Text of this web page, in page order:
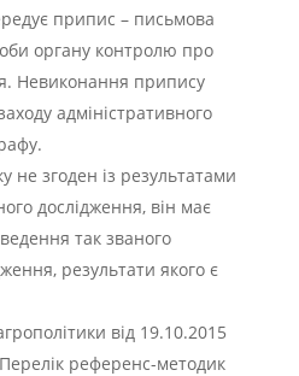
припис – письмова
органу контролю про
Невиконання припису
адміністративного
не згоден із результатами
дослідження, він має
так званого
результати якого є
від 19.10.2015
референс-методик